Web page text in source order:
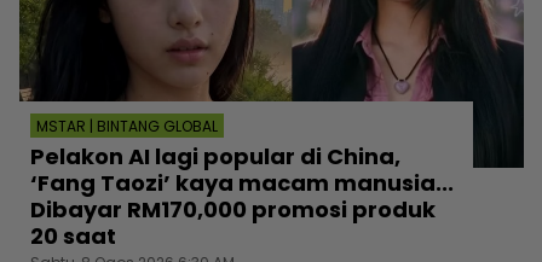
MSTAR | BINTANG GLOBAL
Pelakon AI lagi popular di China,
‘Fang Taozi’ kaya macam manusia...
Dibayar RM170,000 promosi produk
20 saat